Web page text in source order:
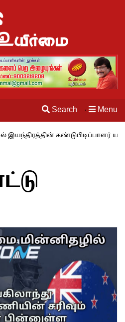
Search · Menu
கண்டுபிடிப்பாளர் யார்? -கார்குழலி